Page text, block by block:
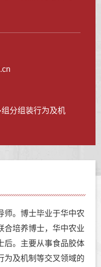
分组装行为及机
师。博士毕业于华中农
合培养博士，华中农业
后。主要从事食品胶体
为及机制等交叉领域的